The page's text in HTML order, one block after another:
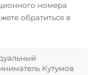
номера
обратиться в
Кутумов